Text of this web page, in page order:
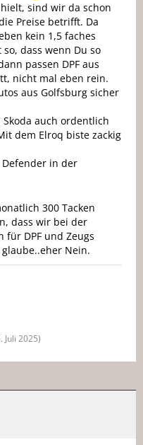
sind wir da schon
Preise betrifft. Da
kein 1,5 faches
dass wenn Du so
passen DPF aus
nicht mal eben rein.
aus Golfsburg sicher
Skoda auch ordentlich
dem Elroq biste zackig
in der
300 Tacken
dass wir bei der
für DPF und Zeugs
Nein.
Juli 2025)